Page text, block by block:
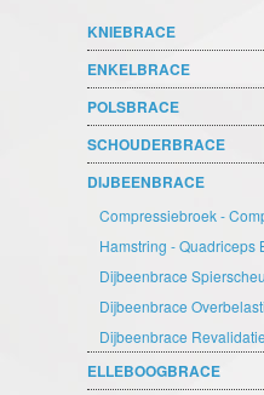
KNIEBRACE
ENKELBRACE
POLSBRACE
SCHOUDERBRACE
DIJBEENBRACE
Compressiebroek -
Hamstring - Quadriceps
Dijbeenbrace
Dijbeenbrace
Dijbeenbrace Revalidatie
ELLEBOOGBRACE